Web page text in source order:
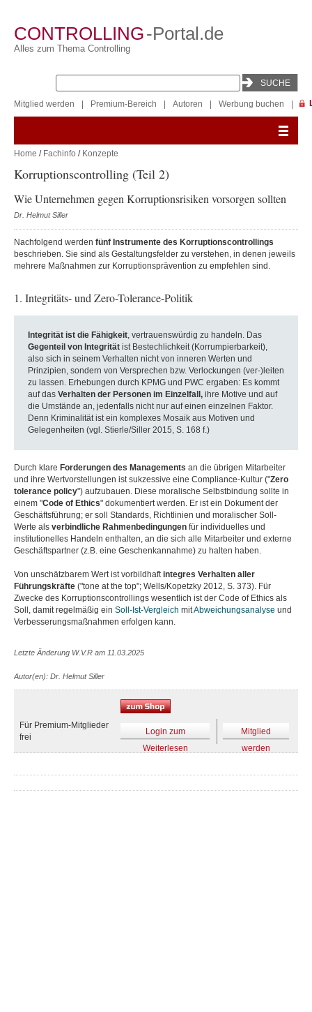
CONTROLLING-Portal.de
Alles zum Thema Controlling
Mitglied werden Premium-Bereich Autoren Werbung buchen
Home / Fachinfo / Konzepte
Korruptionscontrolling (Teil 2)
Wie Unternehmen gegen Korruptionsrisiken vorsorgen sollten
Dr. Helmut Siller
Nachfolgend werden fünf Instrumente des Korruptionscontrollings
beschrieben. Sie sind als Gestaltungsfelder zu verstehen, in denen jeweils
mehrere Maßnahmen zur Korruptionsprävention zu empfehlen sind.
1. Integritäts- und Zero-Tolerance-Politik
Integrität ist die Fähigkeit, vertrauenswürdig zu handeln. Das
Gegenteil von Integrität ist Bestechlichkeit (Korrumpierbarkeit),
also sich in seinem Verhalten nicht von inneren Werten und
Prinzipien, sondern von Versprechen bzw. Verlockungen (ver-)leiten
zu lassen. Erhebungen durch KPMG und PWC ergaben: Es kommt
auf das Verhalten der Personen im Einzelfall , ihre Motive und auf
die Umstände an, jedenfalls nicht nur auf einen einzelnen Faktor.
Denn Kriminalität ist ein komplexes Mosaik aus Motiven und
Gelegenheiten (vgl. Stierle/Siller 2015, S. 168 f.)
Durch klare Forderungen des Managements an die übrigen Mitarbeiter
und ihre Wertvorstellungen ist sukzessive eine Compliance-Kultur ("Zero
tolerance policy") aufzubauen. Diese moralische Selbstbindung sollte in
einem "Code of Ethics" dokumentiert werden. Er ist ein Dokument der
Geschäftsführung; er soll Standards, Richtlinien und moralischer Soll-
Werte als verbindliche Rahmenbedingungen für individuelles und
institutionelles Handeln enthalten, an die sich alle Mitarbeiter und externe
Geschäftspartner (z.B. eine Geschenkannahme) zu halten haben.
Von unschätzbarem Wert ist vorbildhaftintegres Verhalten aller
Führungskräfte ("tone at the top"; Wells/Kopetzky 2012, S. 373). Für
Zwecke des Korruptionscontrollings wesentlich ist der Code of Ethics als
Soll, damit regelmäßig ein Soll-Ist-Vergleich mitAbweichungsanalyse und
Verbesserungsmaßnahmen erfolgen kann.
Letzte Änderung W.V.R am 11.03.2025
Autor(en): Dr. Helmut Siller
Für Premium-Mitglieder
frei
Login zum
Weiterlesen
Mitglied
werden